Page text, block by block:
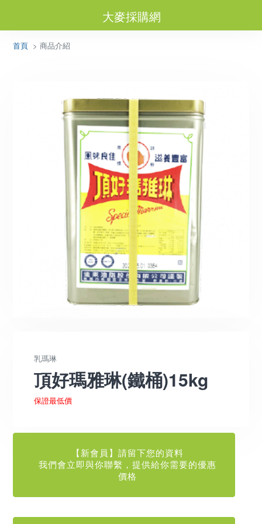
大麥採購網
首頁 > 商品介紹
乳瑪琳
頂好瑪雅琳(鐵桶)15kg
保證最低價
【新會員】請留下您的資料
我們會立即與你聯繫，提供給你需要的優惠
價格